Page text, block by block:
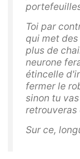
Toi par
qui met
plus de
neurone
étincelle
fermer le
sinon tu
retrouveras
Sur ce,